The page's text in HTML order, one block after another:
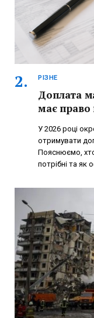
РІЗНЕ
Доплата
має право
У 2026 році
отримувати
Пояснюємо,
потрібні та як